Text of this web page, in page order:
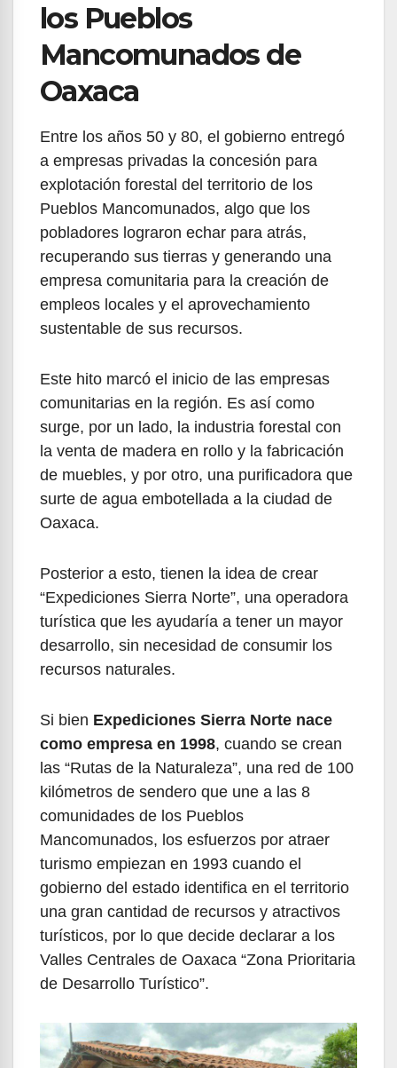
los Pueblos
Mancomunados de
Oaxaca
Entre los años 50 y 80, el gobierno entregó
a empresas privadas la concesión para
explotación forestal del territorio de los
Pueblos Mancomunados, algo que los
pobladores lograron echar para atrás,
recuperando sus tierras y generando una
empresa comunitaria para la creación de
empleos locales y el aprovechamiento
sustentable de sus recursos.
Este hito marcó el inicio de las empresas
comunitarias en la región. Es así como
surge, por un lado, la industria forestal con
la venta de madera en rollo y la fabricación
de muebles, y por otro, una purificadora que
surte de agua embotellada a la ciudad de
Oaxaca.
Posterior a esto, tienen la idea de crear
“Expediciones Sierra Norte”, una operadora
turística que les ayudaría a tener un mayor
desarrollo, sin necesidad de consumir los
recursos naturales.
Si bien Expediciones Sierra Norte nace
como empresa en 1998, cuando se crean
las “Rutas de la Naturaleza”, una red de 100
kilómetros de sendero que une a las 8
comunidades de los Pueblos
Mancomunados, los esfuerzos por atraer
turismo empiezan en 1993 cuando el
gobierno del estado identifica en el territorio
una gran cantidad de recursos y atractivos
turísticos, por lo que decide declarar a los
Valles Centrales de Oaxaca “Zona Prioritaria
de Desarrollo Turístico”.